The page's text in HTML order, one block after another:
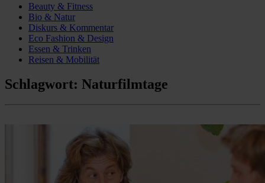
Beauty & Fitness
Bio & Natur
Diskurs & Kommentar
Eco Fashion & Design
Essen & Trinken
Reisen & Mobilität
Schlagwort: Naturfilmtage